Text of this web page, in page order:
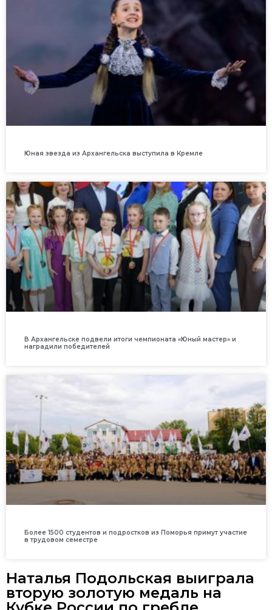
Юная звезда из Архангельска выступила в Кремле
В Архангельске подвели итоги чемпионата «Юный мастер» и
наградили победителей
Более 1500 студентов и подростков из Поморья примут участие
в трудовом семестре
Наталья Подольская выиграла
вторую золотую медаль на